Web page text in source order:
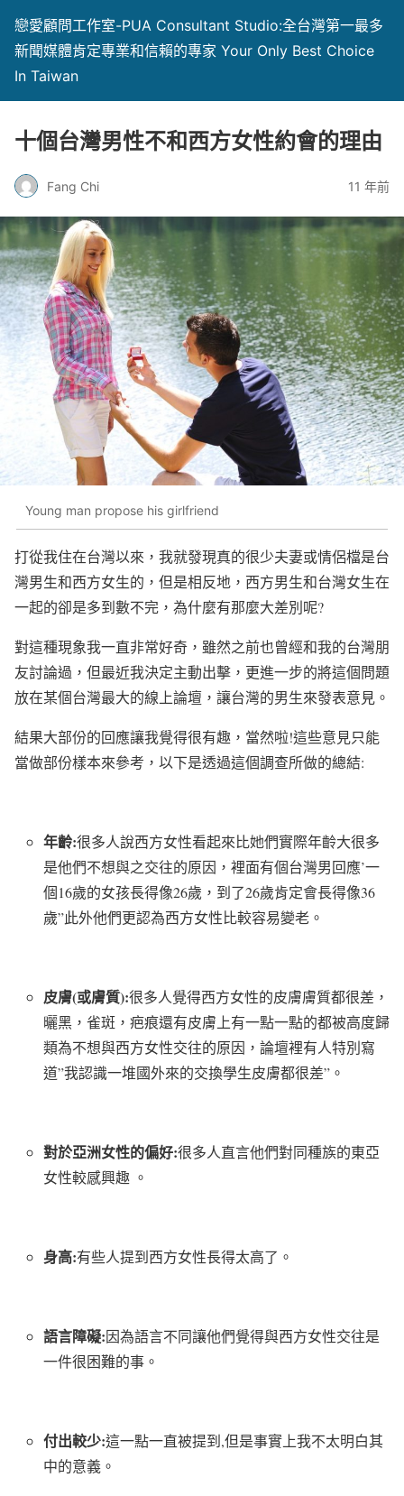
戀愛顧問工作室-PUA Consultant Studio:全台灣第一最多
新聞媒體肯定專業和信賴的專家 Your Only Best Choice
In Taiwan
十個台灣男性不和西方女性約會的理由
Fang Chi 11 年前
Young man propose his girlfriend
打從我住在台灣以來，我就發現真的很少夫妻或情侶檔是台
灣男生和西方女生的，但是相反地，西方男生和台灣女生在
一起的卻是多到數不完，為什麼有那麼大差別呢?
對這種現象我一直非常好奇，雖然之前也曾經和我的台灣朋
友討論過，但最近我決定主動出擊，更進一步的將這個問題
放在某個台灣最大的線上論壇，讓台灣的男生來發表意見。
結果大部份的回應讓我覺得很有趣，當然啦!這些意見只能
當做部份樣本來參考，以下是透過這個調查所做的總結:
年齡:很多人說西方女性看起來比她們實際年齡大很多
是他們不想與之交往的原因，裡面有個台灣男回應’一
個16歲的女孩長得像26歲，到了26歲肯定會長得像36
歲”此外他們更認為西方女性比較容易變老。
皮膚(或膚質):很多人覺得西方女性的皮膚膚質都很差，
曬黑，雀斑，疤痕還有皮膚上有一點一點的都被高度歸
類為不想與西方女性交往的原因，論壇裡有人特別寫
道”我認識一堆國外來的交換學生皮膚都很差”。
對於亞洲女性的偏好:很多人直言他們對同種族的東亞
女性較感興趣 。
身高:有些人提到西方女性長得太高了。
語言障礙:因為語言不同讓他們覺得與西方女性交往是
一件很困難的事。
付出較少:這一點一直被提到,但是事實上我不太明白其
中的意義。